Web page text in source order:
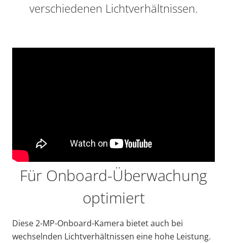
verschiedenen Lichtverhältnissen.
Für Onboard-Überwachung
optimiert
Diese 2-MP-Onboard-Kamera bietet auch bei
wechselnden Lichtverhältnissen eine hohe Leistung.